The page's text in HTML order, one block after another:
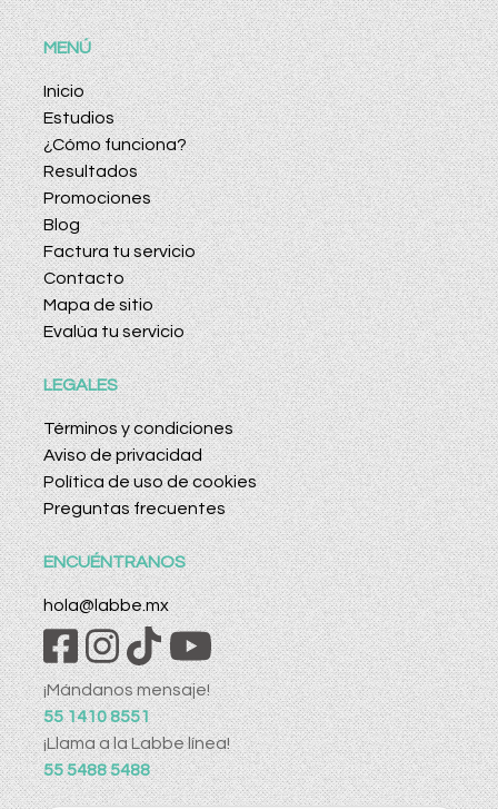
MENÚ
Inicio
Estudios
¿Cómo funciona?
Resultados
Promociones
Blog
Factura tu servicio
Contacto
Mapa de sitio
Evalúa tu servicio
LEGALES
Términos y condiciones
Aviso de privacidad
Política de uso de cookies
Preguntas frecuentes
ENCUÉNTRANOS
hola@labbe.mx
¡Mándanos mensaje!
55 1410 8551
¡Llama a la Labbe línea!
55 5488 5488